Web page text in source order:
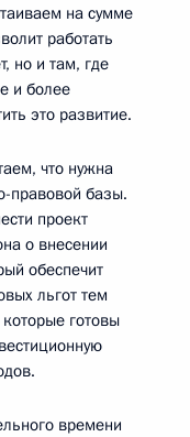
на сумме
работать
но и там, где
и более
это развитие.
что нужна
правовой базы.
проект
о внесении
обеспечит
льгот тем
готовы
времени